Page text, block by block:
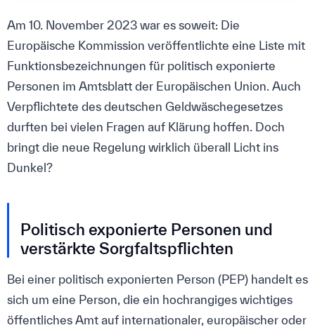
Am 10. November 2023 war es soweit: Die
Europäische Kommission veröffentlichte eine Liste mit
Funktionsbezeichnungen für politisch exponierte
Personen im Amtsblatt der Europäischen Union. Auch
Verpflichtete des deutschen Geldwäschegesetzes
durften bei vielen Fragen auf Klärung hoffen. Doch
bringt die neue Regelung wirklich überall Licht ins
Dunkel?
Politisch exponierte Personen und
verstärkte Sorgfaltspflichten
Bei einer politisch exponierten Person (PEP) handelt es
sich um eine Person, die ein hochrangiges wichtiges
öffentliches Amt auf internationaler, europäischer oder